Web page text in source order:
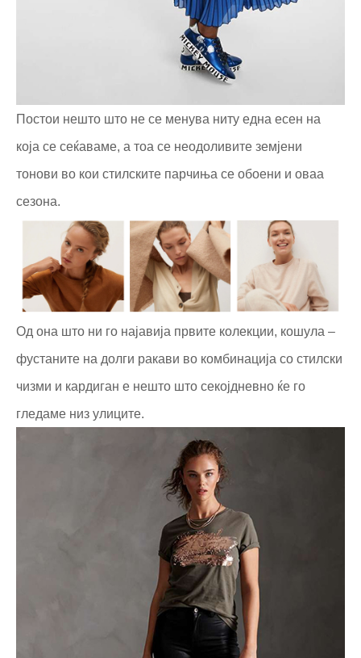
Постои нешто што не се менува ниту една есен на
која се сеќаваме, а тоа се неодоливите земјени
тонови во кои стилските парчиња се обоени и оваа
сезона.
Од она што ни го најавија првите колекции, кошула –
фустаните на долги ракави во комбинација со стилски
чизми и кардиган е нешто што секојдневно ќе го
гледаме низ улиците.